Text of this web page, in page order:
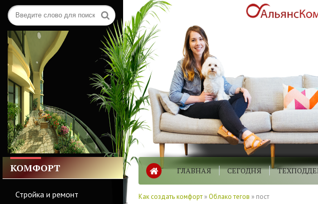
КОМФОРТ
Стройка и ремонт
ГЛАВНАЯ СЕГОДНЯ
Как создать комфорт »Облако тегов » пост